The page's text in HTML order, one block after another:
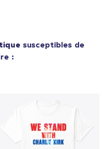
susceptibles de
: